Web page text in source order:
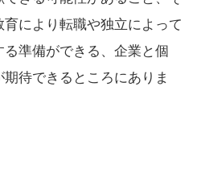
により転職や独立によって
準備ができる、企業と個
待できるところにありま